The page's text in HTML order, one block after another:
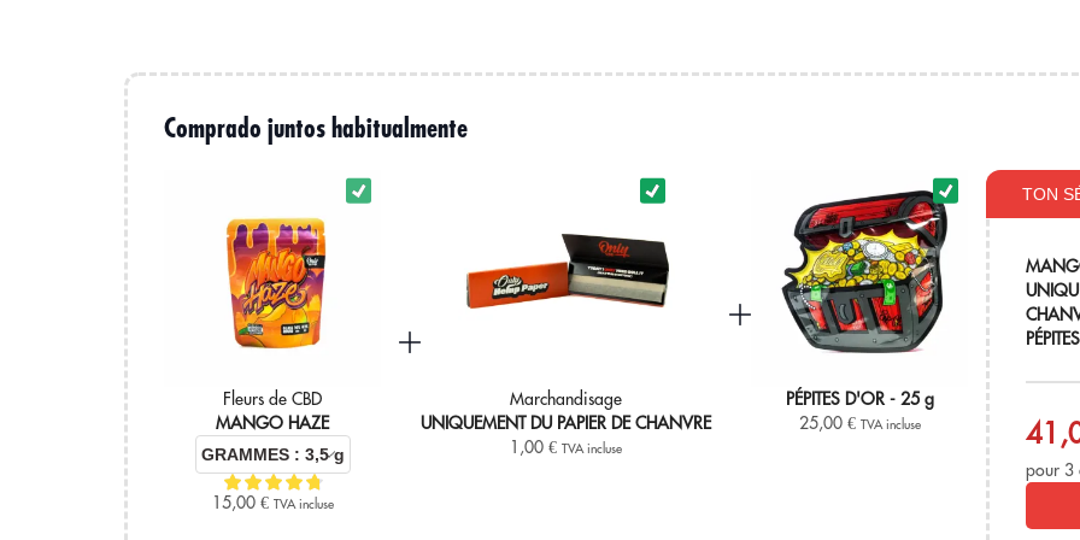
Qu'est-ce qui la différencie des autres variétés de fruits ?
Son équilibre entre douceur et structure, grâce au croisement avec l'OG Kush, offre une définition claire de l'arôme
Dans quel type de collection s'intègre-t-il le mieux ?
Il est idéal pour les collections axées sur les profils tropicaux, complétant les variétés aux notes d'agrumes ou de terre.
Achetez dès maintenant sur votre boutique en ligne de CBD de
Comprado juntos habitualmente
Fleurs de CBD
MANGO HAZE
15,00 € TVA incluse
Marchandisage
UNIQUEMENT DU PAPIER DE CHANVRE
1,00 € TVA incluse
PÉPITES D'OR - 25 g
25,00 € TVA incluse
TON
pour 3